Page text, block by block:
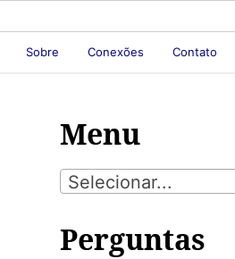
Sobre Conexões Contato
Menu
Selecionar...
Perguntas